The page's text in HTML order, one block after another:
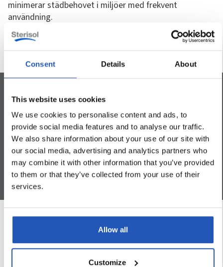
Consent Details About
This website uses cookies
We use cookies to personalise content and ads, to
provide social media features and to analyse our traffic.
We also share information about your use of our site with
our social media, advertising and analytics partners who
may combine it with other information that you’ve provided
to them or that they’ve collected from your use of their
services.
Allow all
Customize
minimerar städbehovet i miljöer med frekvent
användning.
Hållbar design
Enkel montering
Smidig rengöring
Tuotetiedot